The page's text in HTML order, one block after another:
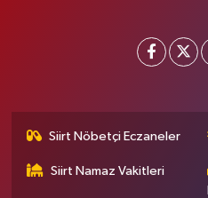
Siirt Nöbetçi Eczaneler
Siirt Namaz Vakitleri